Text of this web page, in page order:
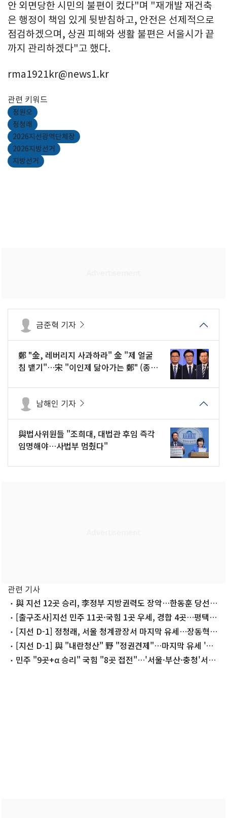
안 외면당한 시민의 불편이 컸다"며 "재개발 재건축
은 행정이 책임 있게 뒷받침하고, 안전은 선제적으로
점검하겠으며, 상권 피해와 생활 불편은 서울시가 끝
까지 관리하겠다"고 했다.
rma1921kr@news1.kr
관련 키워드
정원오
정청래
2026지선광역단체장
2026지방선거
지방선거
금준혁 기자
鄭 "金, 레버리지 사과하라" 金 "제 얼굴
침 뱉기"…宋 "이인제 닮아가는 鄭" (종
남해인 기자
與법사위원들 "조희대, 대법관 후임 즉각
임명해야…사법부 멈췄다"
관련 기사
與 지선 12곳 승리, 李정부 지방권력도 장악…한동훈 당선,
조국 낙선
[출구조사]지선 민주 11곳·국힘 1곳 우세, 경합 4곳…평택을
·부산북갑 접전
[지선 D-1] 정청래, 서울 청계광장서 마지막 유세…장동혁은
천안에서 피날레
[지선 D-1] 與 "내란청산" 野 "정권견제"…마지막 유세 '총
력전'
민주 "9곳+α 승리" 국힘 "8곳 접전"…'서울·부산·충청'서